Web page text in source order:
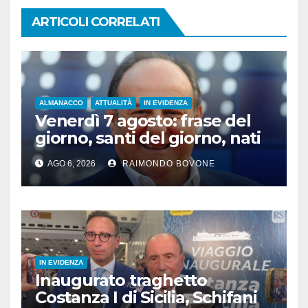
ARTICOLI CORRELATI
ALMANACCO ATTUALITÀ IN EVIDENZA
Venerdì 7 agosto: frase del
giorno, santi del giorno, nati
famosi, accadde oggi
AGO 6, 2026 RAIMONDO BOVONE
IN EVIDENZA
Inaugurato traghetto
Costanza I di Sicilia, Schifani